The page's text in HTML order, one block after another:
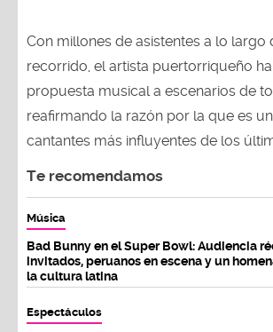
Con millones de asistentes a lo largo
recorrido, el artista puertorriqueño
propuesta musical a escenarios de
reafirmando la razón por la que es
cantantes más influyentes de los
Te recomendamos
Música
Bad Bunny en el Super Bowl: Audiencia
invitados, peruanos en escena y un
la cultura latina
Espectáculos